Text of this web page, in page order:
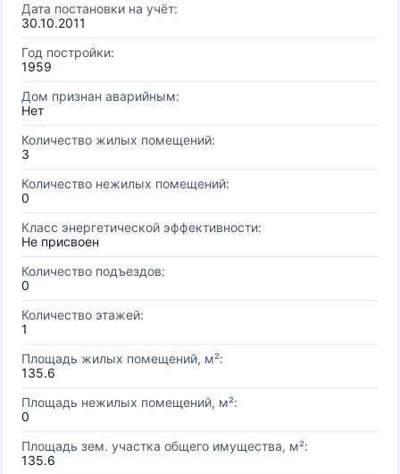
Дата постановки на учёт:
30.10.2011
Год постройки:
1959
Дом признан аварийным:
Нет
Количество жилых помещений:
3
Количество нежилых помещений:
0
Класс энергетической эффективности:
Не присвоен
Количество подъездов:
0
Количество этажей:
1
Площадь жилых помещений, м²:
135.6
Площадь нежилых помещений, м²:
0
Площадь зем. участка общего имущества, м²:
135.6